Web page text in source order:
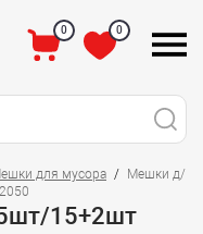
0 0
для мусора
Мешки д/
15+2шт